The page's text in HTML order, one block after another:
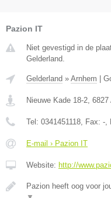
Pazion IT
Niet gevestigd in de
Gelderland.
Gelderland » Arnhem
Nieuwe Kade 18-2 6827
Tel: 0341451118 , Fax: -
E-mail › Pazion IT
Website: http://
Pazion heeft oog voor